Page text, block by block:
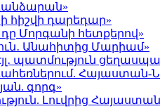
հիշվի դարեդար»
դը Մորգանի հետքերով»
Անահիտից Մարիամ»
պատմություն
Հայաստան-
գորգ»
Լուվրից